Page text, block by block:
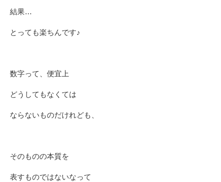
結果…
とっても楽ちんです♪
数字って、便宜上
どうしてもなくては
ならないものだけれども、
そのものの本質を
表すものではないなって